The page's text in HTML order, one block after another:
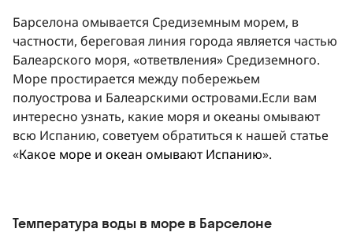
Барселона омывается Средиземным морем, в
частности, береговая линия города является частью
Балеарского моря, «ответвления» Средиземного.
Море простирается между побережьем
полуострова и Балеарскими островами.Если вам
интересно узнать, какие моря и океаны омывают
всю Испанию, советуем обратиться к нашей статье
«Какое море и океан омывают Испанию».
Температура воды в море в Барселоне